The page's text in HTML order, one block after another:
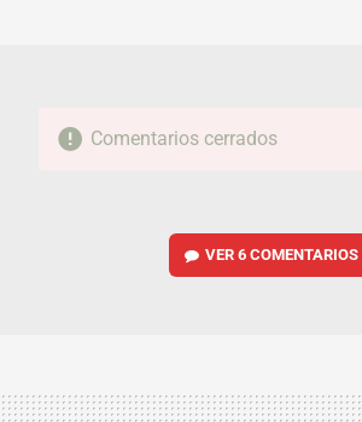
Comentarios cerrados
VER6 COMENTARIOS